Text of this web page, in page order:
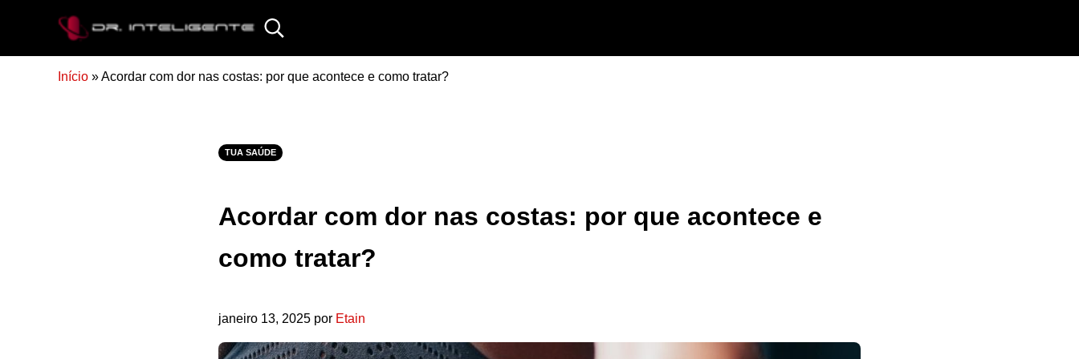
DR. INTELIGENTE
Search...
Início »Acordar com dor nas costas: por que acontece e como tratar?
TUA SAÚDE
Acordar com dor nas costas: por que acontece e
como tratar?
janeiro 13, 2025 por Etain